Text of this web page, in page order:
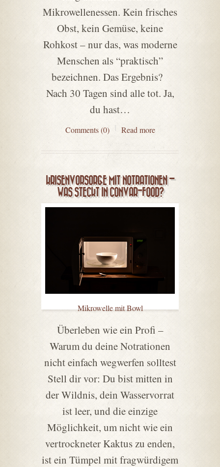
Mikrowellenessen. Kein frisches
Obst, kein Gemüse, keine
Rohkost – nur das, was moderne
Menschen als “praktisch”
bezeichnen. Das Ergebnis?
Nach 30 Tagen sind alle tot. Ja,
du hast…
Comments (0) Read more
KRISENVORSORGE MIT NOTRATIONEN –
WAS STECKT IN CONVAR-FOOD?
Mikrowelle mit Bowl
Überleben wie ein Profi –
Warum du deine Notrationen
nicht einfach wegwerfen solltest
Stell dir vor: Du bist mitten in
der Wildnis, dein Wasservorrat
ist leer, und die einzige
Möglichkeit, um nicht wie ein
vertrockneter Kaktus zu enden,
ist ein Tümpel mit fragwürdigem